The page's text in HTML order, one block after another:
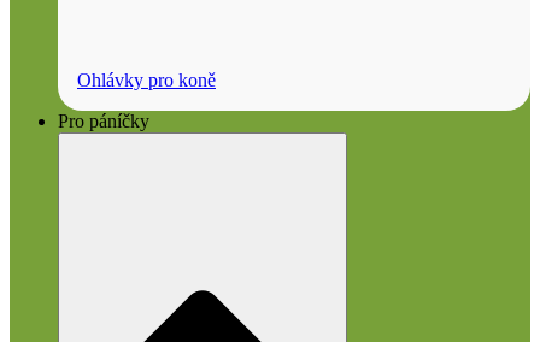
Ohlávky pro koně
Pro páníčky